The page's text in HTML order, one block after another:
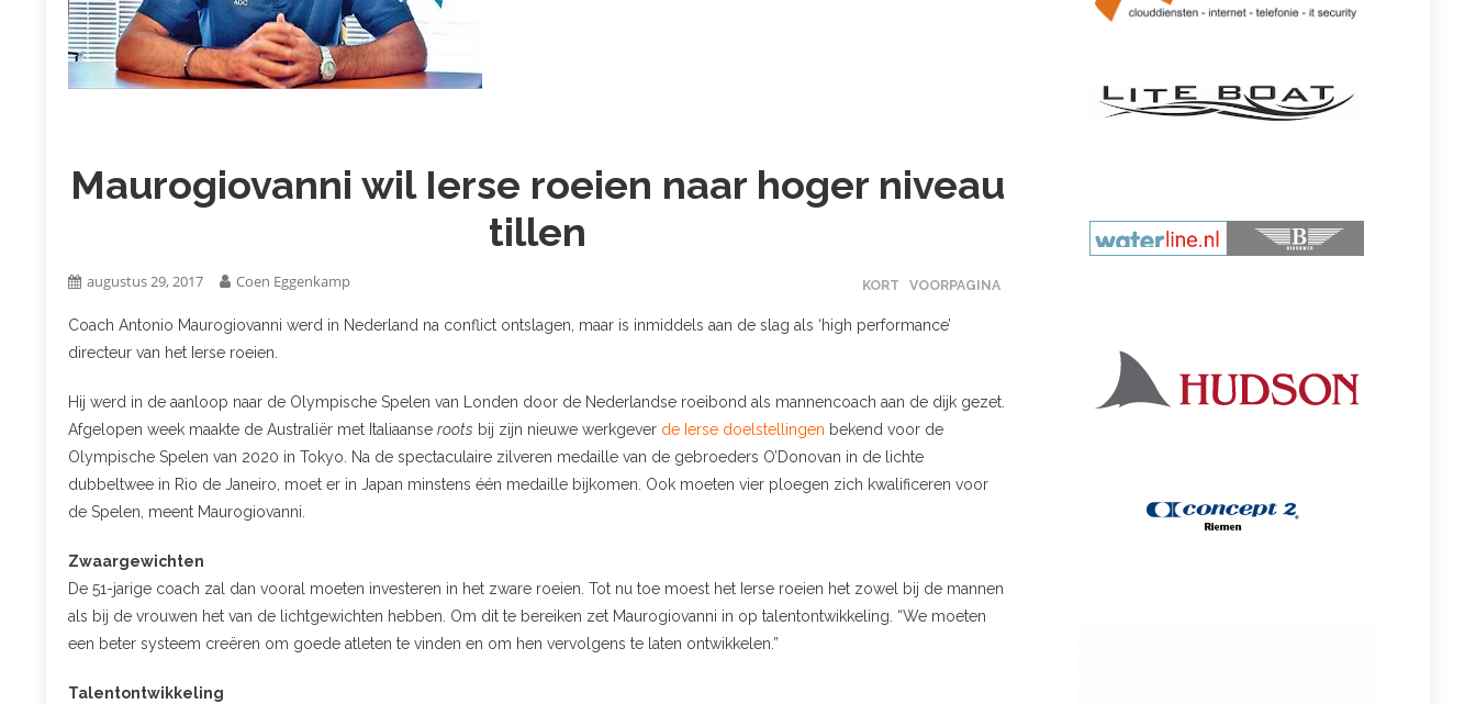
Maurogiovanni wil Ierse roeien naar hoger niveau
tillen
KORT VOORPAGINA
augustus 29, 2017 Coen Eggenkamp
Coach Antonio Maurogiovanni werd in Nederland na conflict ontslagen, maar is inmiddels aan de slag als ‘high performance’
directeur van het Ierse roeien.
Hij werd in de aanloop naar de Olympische Spelen van Londen door de Nederlandse roeibond als mannencoach aan de dijk gezet.
Afgelopen week maakte de Australiër met Italiaanse roots bij zijn nieuwe werkgever de Ierse doelstellingen bekend voor de
Olympische Spelen van 2020 in Tokyo. Na de spectaculaire zilveren medaille van de gebroeders O’Donovan in de lichte
dubbeltwee in Rio de Janeiro, moet er in Japan minstens één medaille bijkomen. Ook moeten vier ploegen zich kwalificeren voor
de Spelen, meent Maurogiovanni.
Zwaargewichten
De 51-jarige coach zal dan vooral moeten investeren in het zware roeien. Tot nu toe moest het Ierse roeien het zowel bij de mannen
als bij de vrouwen het van de lichtgewichten hebben. Om dit te bereiken zet Maurogiovanni in op talentontwikkeling. “We moeten
een beter systeem creëren om goede atleten te vinden en om hen vervolgens te laten ontwikkelen.”
Talentontwikkeling